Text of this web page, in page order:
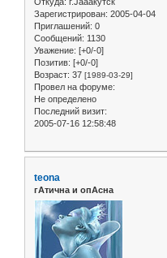
Зарегистрирован: 2005-04-04
Приглашений: 0
Сообщений: 1130
Уважение: [+0/-0]
Позитив: [+0/-0]
Возраст: 37 [1989-03-29]
Провел на форуме:
Не определено
Последний визит:
2005-07-16 12:58:48
teona
гАтична и опАсна